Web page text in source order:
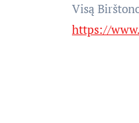
Visą
https://